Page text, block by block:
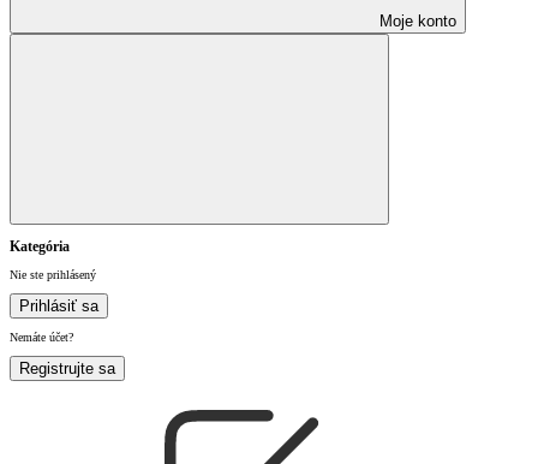
Moje konto
Kategória
Nie ste prihlásený
Prihlásiť sa
Nemáte účet?
Registrujte sa